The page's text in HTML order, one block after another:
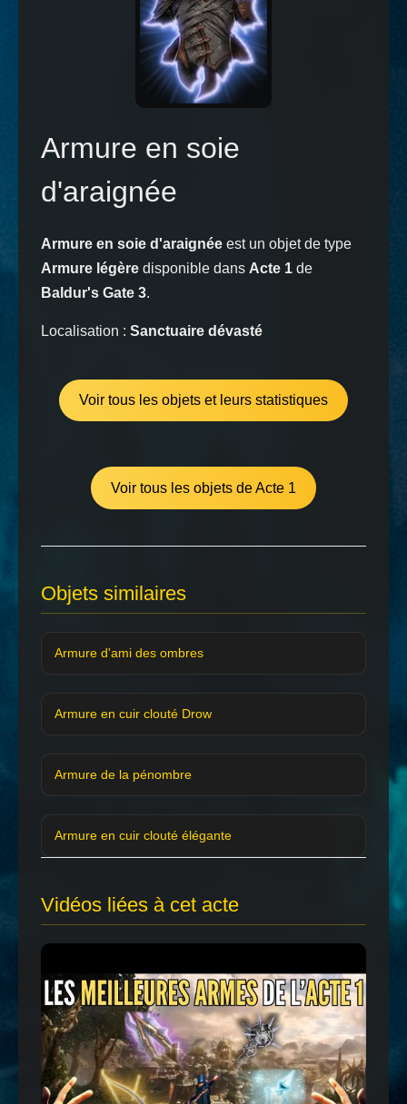
Armure en soie
d'araignée
Armure en soie d'araignée est un objet de type
Armure légère disponible dans Acte 1 de
Baldur's Gate 3.
Localisation : Sanctuaire dévasté
Voir tous les objets et leurs statistiques
Voir tous les objets de Acte 1
Objets similaires
Armure d'ami des ombres
Armure en cuir clouté Drow
Armure de la pénombre
Armure en cuir clouté élégante
Vidéos liées à cet acte